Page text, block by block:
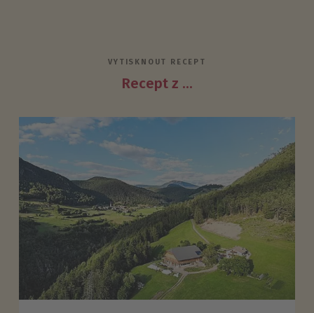
VYTISKNOUT RECEPT
Recept z ...